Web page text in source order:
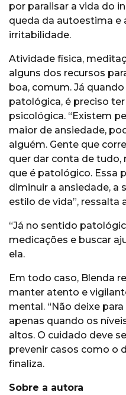
por paralisar a vida do
queda da autoestima e
irritabilidade.
Atividade física,
alguns dos recursos
boa, comum. Já
patológica, é preciso
psicológica. “Existem
maior de ansiedade,
alguém. Gente que
quer dar conta de tudo,
que é patológico. Essa
diminuir a ansiedade, a
estilo de vida”, ressalta
“Já no sentido
medicações e buscar
ela.
Em todo caso, Blenda
manter atento e
mental. “Não deixe
apenas quando os
altos. O cuidado deve
prevenir casos como o
finaliza.
Sobre a autora